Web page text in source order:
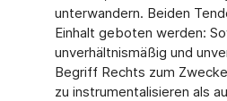
unterwandern. Beiden
Einhalt geboten werden:
unverhältnismäßig und
Begriff Rechts zum
zu instrumentalisieren als